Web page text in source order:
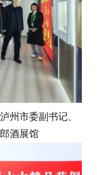
州市委副书记、
酒展馆